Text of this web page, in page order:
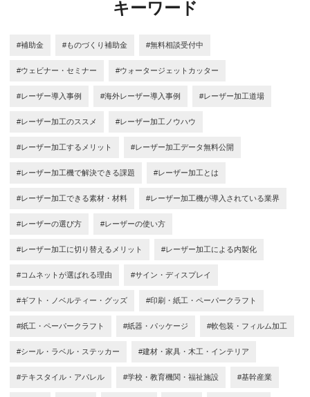
キーワード
#補助金 #ものづくり補助金 #無料相談受付中
#ウェビナー・セミナー #ウォータージェットカッター
#レーザー導入事例 #海外レーザー導入事例 #レーザー加工道場
#レーザー加工のススメ #レーザー加工ノウハウ
#レーザー加工するメリット #レーザー加工データ無料公開
#レーザー加工機で解決できる課題 #レーザー加工とは
#レーザー加工できる素材・材料 #レーザー加工機が導入されている業界
#レーザーの選び方 #レーザーの使い方
#レーザー加工に切り替えるメリット #レーザー加工による内製化
#コムネットが選ばれる理由 #サイン・ディスプレイ
#ギフト・ノベルティー・グッズ #印刷・紙工・ペーパークラフト
#紙工・ペーパークラフト #紙器・パッケージ #軟包装・フィルム加工
#シール・ラベル・ステッカー #建材・家具・木工・インテリア
#テキスタイル・アパレル #学校・教育機関・福祉施設 #基幹産業